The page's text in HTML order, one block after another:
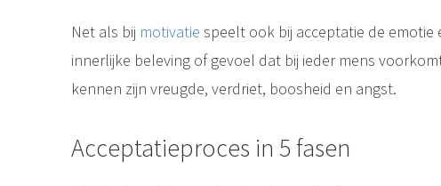
Net als bij motivatie speelt ook bij acceptatie de emotie
innerlijke beleving of gevoel dat bij ieder mens
kennen zijn vreugde, verdriet, boosheid en angst.
Acceptatieproces in 5 fasen